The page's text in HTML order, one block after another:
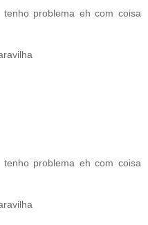
problema eh com coisa
problema eh com coisa